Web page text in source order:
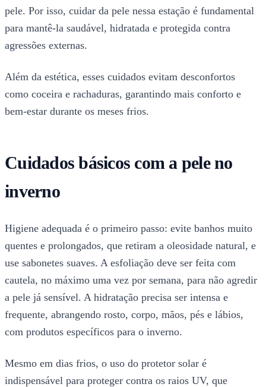
pele. Por isso, cuidar da pele nessa estação é fundamental
para mantê-la saudável, hidratada e protegida contra
agressões externas.
Além da estética, esses cuidados evitam desconfortos
como coceira e rachaduras, garantindo mais conforto e
bem-estar durante os meses frios.
Cuidados básicos com a pele no
inverno
Higiene adequada é o primeiro passo: evite banhos muito
quentes e prolongados, que retiram a oleosidade natural, e
use sabonetes suaves. A esfoliação deve ser feita com
cautela, no máximo uma vez por semana, para não agredir
a pele já sensível. A hidratação precisa ser intensa e
frequente, abrangendo rosto, corpo, mãos, pés e lábios,
com produtos específicos para o inverno.
Mesmo em dias frios, o uso do protetor solar é
indispensável para proteger contra os raios UV, que